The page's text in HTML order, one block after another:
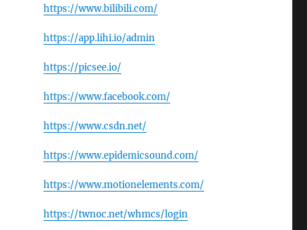
https://www.bilibili.com/
https://app.lihi.io/admin
https://picsee.io/
https://www.facebook.com/
https://www.csdn.net/
https://www.epidemicsound.com/
https://www.motionelements.com/
https://twnoc.net/whmcs/login